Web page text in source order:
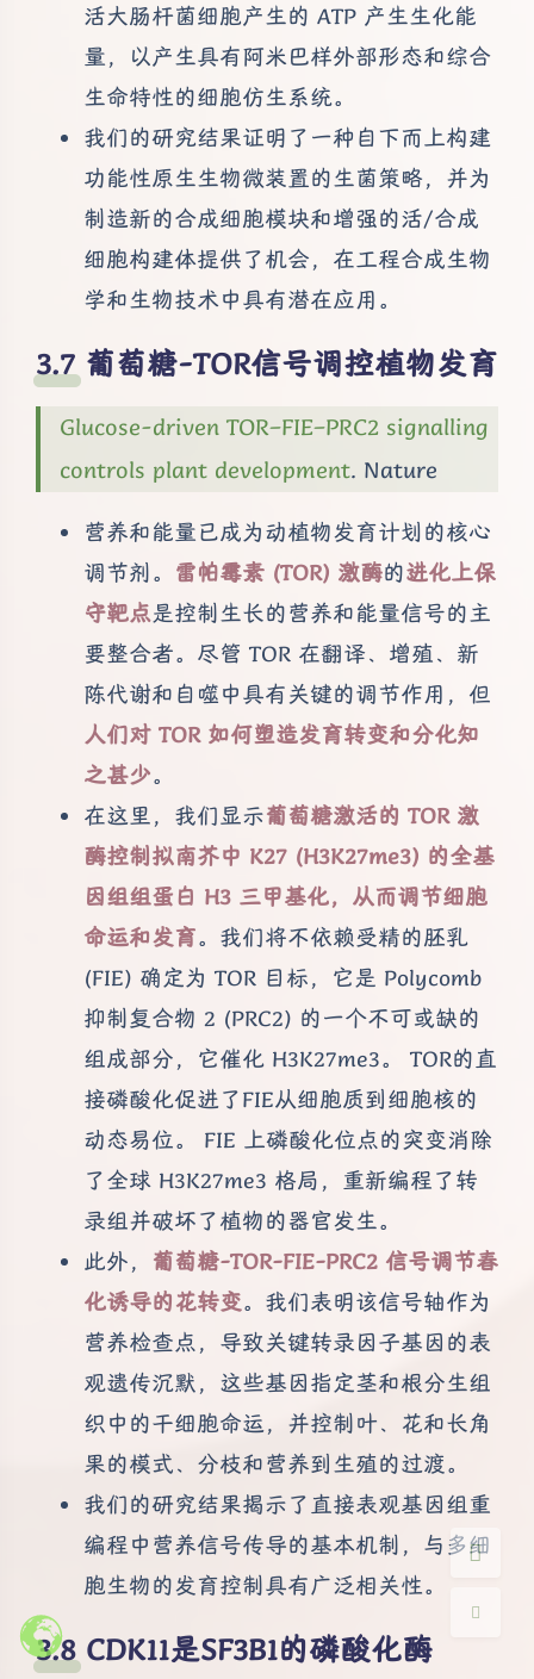
夜间模式
Sans Serif Serif
关闭 日落 暗化 灰度
活大肠杆菌细胞产生的 ATP 产生生化能
量，以产生具有阿米巴样外部形态和综合
生命特性的细胞仿生系统。
我们的研究结果证明了一种自下而上构建
功能性原生生物微装置的生菌策略，并为
制造新的合成细胞模块和增强的活/合成
细胞构建体提供了机会，在工程合成生物
学和生物技术中具有潜在应用。
葡萄糖-TOR信号调控植物发育
Glucose-driven TOR–FIE–PRC2 signalling
controls plant development. Nature
营养和能量已成为动植物发育计划的核心
调节剂。 雷帕霉素 (TOR) 激酶的进化上保
守靶点是控制生长的营养和能量信号的主
要整合者。尽管 TOR 在翻译、增殖、新
陈代谢和自噬中具有关键的调节作用，但
人们对 TOR 如何塑造发育转变和分化知
之甚少。
在这里，我们显示葡萄糖激活的 TOR 激
酶控制拟南芥中 K27 (H3K27me3) 的全基
因组组蛋白 H3 三甲基化，从而调节细胞
命运和发育。我们将不依赖受精的胚乳
(FIE) 确定为 TOR 目标，它是 Polycomb
抑制复合物 2 (PRC2) 的一个不可或缺的
组成部分，它催化 H3K27me3。 TOR的直
接磷酸化促进了FIE从细胞质到细胞核的
动态易位。 FIE 上磷酸化位点的突变消除
了全球 H3K27me3 格局，重新编程了转
录组并破坏了植物的器官发生。
此外， 葡萄糖-TOR-FIE-PRC2 信号调节春
化诱导的花转变。我们表明该信号轴作为
营养检查点，导致关键转录因子基因的表
观遗传沉默，这些基因指定茎和根分生组
织中的干细胞命运，并控制叶、花和长角
果的模式、分枝和营养到生殖的过渡。
我们的研究结果揭示了直接表观基因组重
编程中营养信号传导的基本机制，与多细
胞生物的发育控制具有广泛相关性。
CDK11是SF3B1的磷酸化酶